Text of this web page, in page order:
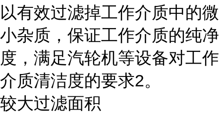
以有效过滤掉工作介质中的微
小杂质，保证工作介质的纯净
度，满足汽轮机等设备对工作
介质清洁度的要求2。
较大过滤面积